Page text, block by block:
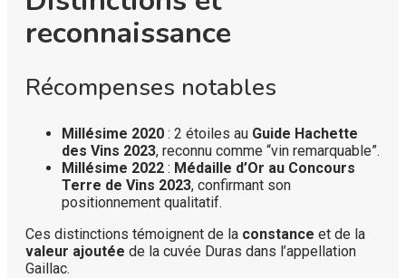
reconnaissance
Récompenses notables
Millésime 2020 : 2 étoiles au Guide Hachette
des Vins 2023, reconnu comme “vin remarquable”.
Millésime 2022 : Médaille d’Or au Concours
Terre de Vins 2023, confirmant son
positionnement qualitatif.
Ces distinctions témoignent de la constance et de la
valeur ajoutée de la cuvée Duras dans l’appellation
Gaillac.